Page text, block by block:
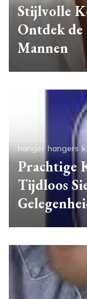
Stijlvolle
Ontdek de
Mannen
hanger hangers
Prachtige
Tijdloos